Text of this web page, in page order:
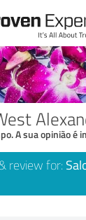
A sua opinião é
review for: